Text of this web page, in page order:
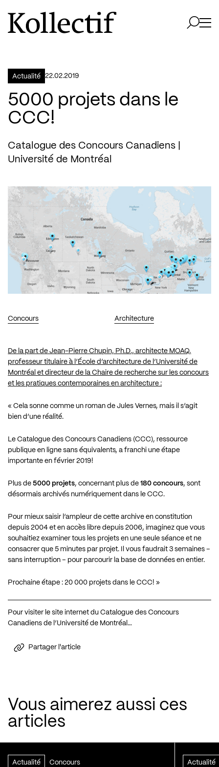
Aller à la page d'accueil
Logo Kollectif
Actualité 22.02.2019
5000 projets dans le
CCC!
Catalogue des Concours Canadiens |
Université de Montréal
Concours Architecture
De la part de Jean-Pierre Chupin, Ph.D., architecte MOAQ,
professeur titulaire à l’École d’architecture de l’Université de
Montréal et directeur de la Chaire de recherche sur les concours
et les pratiques contemporaines en architecture :
« Cela sonne comme un roman de Jules Vernes, mais il s’agit
bien d’une réalité.
Le Catalogue des Concours Canadiens (CCC), ressource
publique en ligne sans équivalents, a franchi une étape
importante en février 2019!
Plus de 5000 projets, concernant plus de 180 concours, sont
désormais archivés numériquement dans le CCC.
Pour mieux saisir l’ampleur de cette archive en constitution
depuis 2004 et en accès libre depuis 2006, imaginez que vous
souhaitiez examiner tous les projets en une seule séance et ne
consacrer que 5 minutes par projet. Il vous faudrait 3 semaines –
sans interruption – pour parcourir la base de données en entier.
Prochaine étape : 20 000 projets dans le CCC! »
Pour visiter le site internet du Catalogue des Concours
Canadiens de l’Université de Montréal…
Partager l'article
Vous aimerez aussi ces
articles
Actualité Concours Actualité